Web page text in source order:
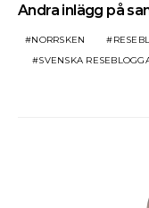
Andra inlägg på
NORRSKEN
SVENSKA